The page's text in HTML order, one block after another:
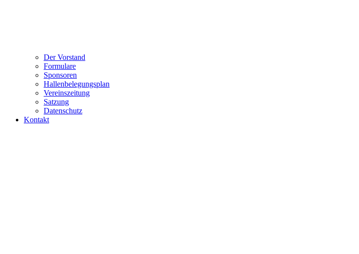
Der Vorstand
Formulare
Sponsoren
Hallenbelegungsplan
Vereinszeitung
Satzung
Datenschutz
Kontakt